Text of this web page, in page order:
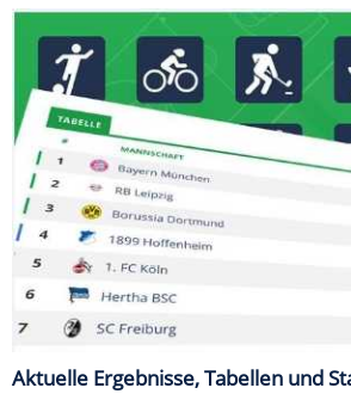
Aktuelle Ergebnisse, Tabellen und